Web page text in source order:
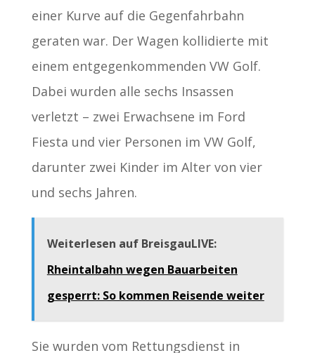
einer Kurve auf die Gegenfahrbahn
geraten war. Der Wagen kollidierte mit
einem entgegenkommenden VW Golf.
Dabei wurden alle sechs Insassen
verletzt – zwei Erwachsene im Ford
Fiesta und vier Personen im VW Golf,
darunter zwei Kinder im Alter von vier
und sechs Jahren.
Weiterlesen auf BreisgauLIVE:
Rheintalbahn wegen Bauarbeiten
gesperrt: So kommen Reisende weiter
Sie wurden vom Rettungsdienst in